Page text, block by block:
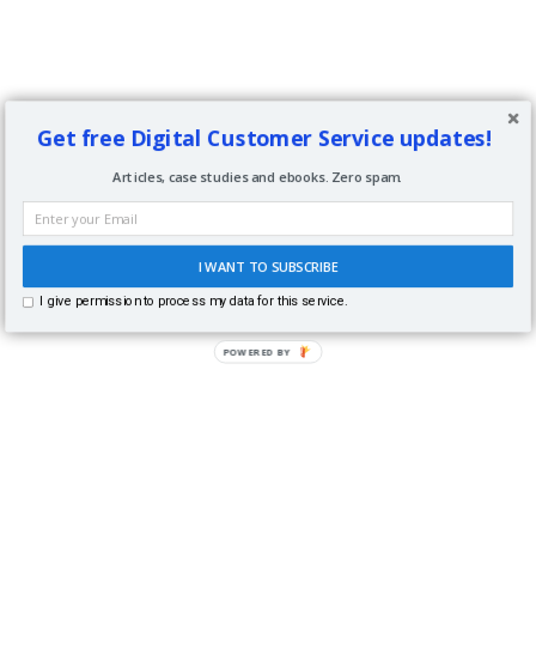
Get free Digital Customer Service updates!
I WANT TO SUBSCRIBE
I give permission to process my data for this service.
Articles, case studies and ebooks. Zero spam.
POWERED BY